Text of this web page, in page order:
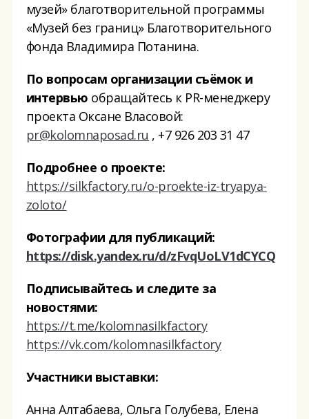
музей» благотворительной программы
«Музей без границ» Благотворительного
фонда Владимира Потанина.
По вопросам организации съёмок и
интервью обращайтесь к PR-менеджеру
проекта Оксане Власовой:
pr@kolomnaposad.ru , +7 926 203 31 47
Подробнее о проекте:
https://silkfactory.ru/o-proekte-iz-tryapya-
zoloto/
Фотографии для публикаций:
https://disk.yandex.ru/d/zFvqUoLV1dCYCQ
Подписывайтесь и следите за
новостями:
https://t.me/kolomnasilkfactory
https://vk.com/kolomnasilkfactory
Участники выставки:
Анна Алтабаева, Ольга Голубева, Елена